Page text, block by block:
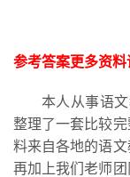
参考答案更多资料
本人从事语
整理了一套比较
料来自各地的语文
再加上我们老师